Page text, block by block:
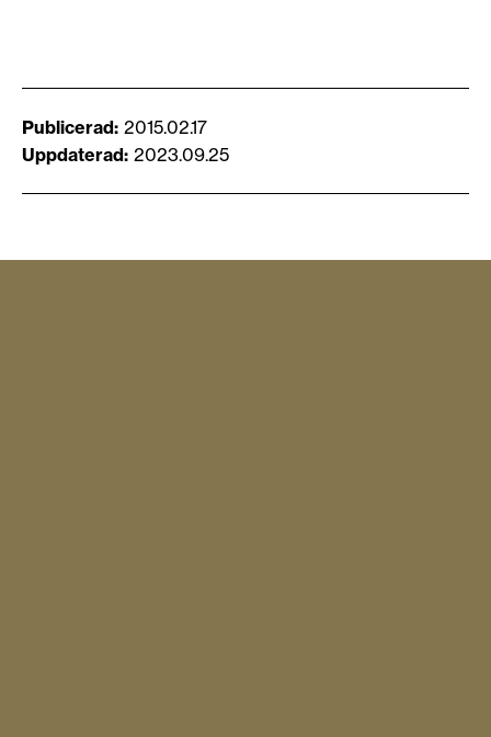
Publicerad 2015.02.17
Uppdaterad 2023.09.25